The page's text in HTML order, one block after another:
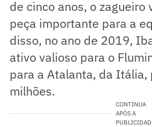
de cinco anos, o zagueiro
peça importante para a
disso, no ano de 2019,
ativo valioso para o
para a Atalanta, da
milhões.
CONTINUA
APÓS A